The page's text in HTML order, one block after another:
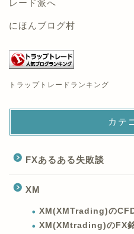
にほんブログ村
トラップトレードランキング
カテ
FXあるある失敗談
XM
XM(XMTrading)の
XM(XMtrading)のFX